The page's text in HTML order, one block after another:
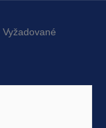
Vyžadované